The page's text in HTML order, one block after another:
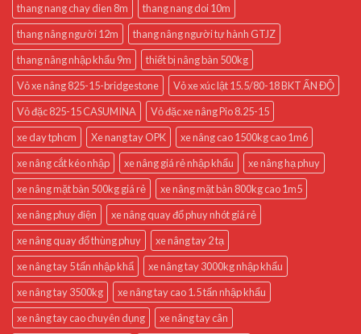
thang nang chay dien 8m
thang nang doi 10m
thang nâng người 12m
thang nâng người tự hành GTJZ
thang nâng nhập khẩu 9m
thiết bị nâng bàn 500kg
Vỏ xe nâng 825-15-bridgestone
Vỏ xe xúc lật 15.5/80-18 BKT ẤN ĐỘ
Vỏ đặc 825-15 CASUMINA
Vỏ đặc xe nâng Pio 8.25-15
xe day tphcm
Xe nang tay OPK
xe nâng cao 1500kg cao 1m6
xe nâng cắt kéo nhập
xe nâng giá rẻ nhập khẩu
xe nâng hạ phuy
xe nâng mặt bàn 500kg giá rẻ
xe nâng mặt bàn 800kg cao 1m5
xe nâng phuy điện
xe nâng quay đổ phuy nhót giá rẻ
xe nâng quay đổ thùng phuy
xe nâng tay 2 tạ
xe nâng tay 5 tấn nhập khẩ
xe nâng tay 3000kg nhập khẩu
xe nâng tay 3500kg
xe nâng tay cao 1.5 tấn nhập khẩu
xe nâng tay cao chuyên dụng
xe nâng tay cân